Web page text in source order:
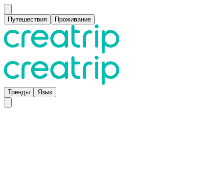
Путешествия Проживание
Тренды Язык